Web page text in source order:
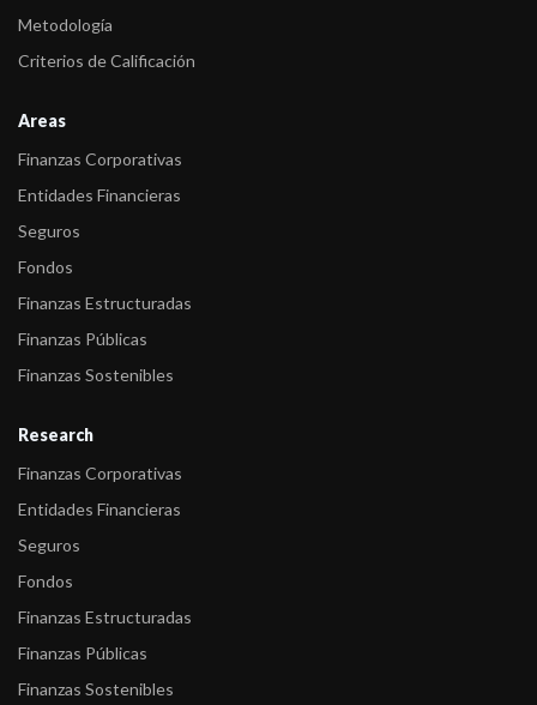
Metodología
Criterios de Calificación
Areas
Finanzas Corporativas
Entidades Financieras
Seguros
Fondos
Finanzas Estructuradas
Finanzas Públicas
Finanzas Sostenibles
Research
Finanzas Corporativas
Entidades Financieras
Seguros
Fondos
Finanzas Estructuradas
Finanzas Públicas
Finanzas Sostenibles